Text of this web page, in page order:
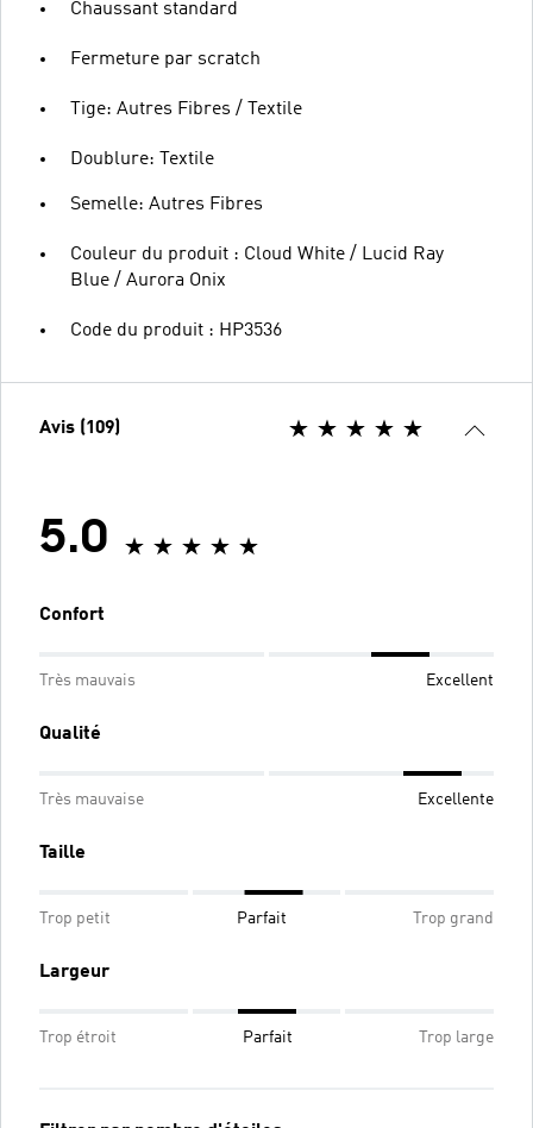
Chaussant standard
Fermeture par scratch
Tige: Autres Fibres / Textile
Doublure: Textile
Semelle: Autres Fibres
Couleur du produit : Cloud White / Lucid Ray
Blue / Aurora Onix
Code du produit : HP3536
Avis (109)
5.0
Confort
Très mauvais Excellent
Qualité
Très mauvaise Excellente
Taille
Trop petit Parfait Trop grand
Largeur
Trop étroit Parfait Trop large